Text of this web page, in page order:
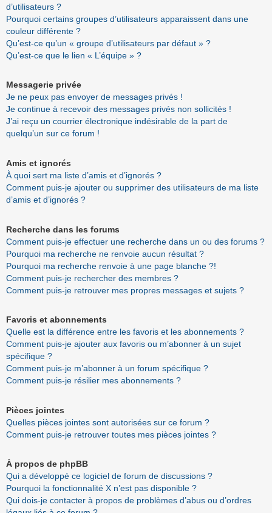
d’utilisateurs ?
Pourquoi certains groupes d’utilisateurs apparaissent dans une
couleur différente ?
Qu’est-ce qu’un « groupe d’utilisateurs par défaut » ?
Qu’est-ce que le lien « L’équipe » ?
Messagerie privée
Je ne peux pas envoyer de messages privés !
Je continue à recevoir des messages privés non sollicités !
J’ai reçu un courrier électronique indésirable de la part de
quelqu’un sur ce forum !
Amis et ignorés
À quoi sert ma liste d’amis et d’ignorés ?
Comment puis-je ajouter ou supprimer des utilisateurs de ma liste
d’amis et d’ignorés ?
Recherche dans les forums
Comment puis-je effectuer une recherche dans un ou des forums ?
Pourquoi ma recherche ne renvoie aucun résultat ?
Pourquoi ma recherche renvoie à une page blanche ?!
Comment puis-je rechercher des membres ?
Comment puis-je retrouver mes propres messages et sujets ?
Favoris et abonnements
Quelle est la différence entre les favoris et les abonnements ?
Comment puis-je ajouter aux favoris ou m’abonner à un sujet
spécifique ?
Comment puis-je m’abonner à un forum spécifique ?
Comment puis-je résilier mes abonnements ?
Pièces jointes
Quelles pièces jointes sont autorisées sur ce forum ?
Comment puis-je retrouver toutes mes pièces jointes ?
À propos de phpBB
Qui a développé ce logiciel de forum de discussions ?
Pourquoi la fonctionnalité X n’est pas disponible ?
Qui dois-je contacter à propos de problèmes d’abus ou d’ordres